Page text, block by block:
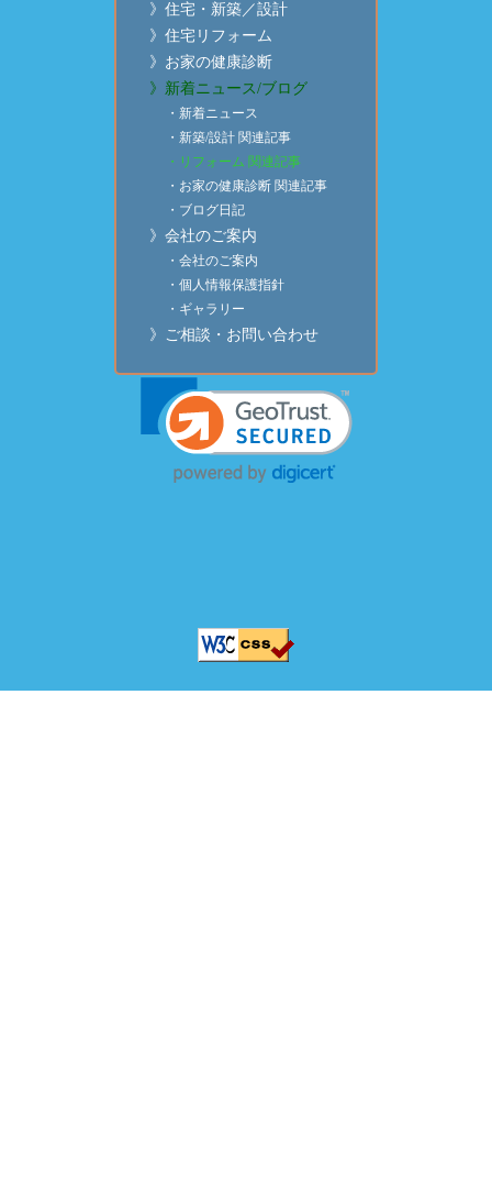
》住宅・新築／設計
》住宅リフォーム
》お家の健康診断
》新着ニュース/ブログ
・新着ニュース
・新築/設計 関連記事
・リフォーム 関連記事
・お家の健康診断 関連記事
・ブログ日記
》会社のご案内
・会社のご案内
・個人情報保護指針
・ギャラリー
》ご相談・お問い合わせ